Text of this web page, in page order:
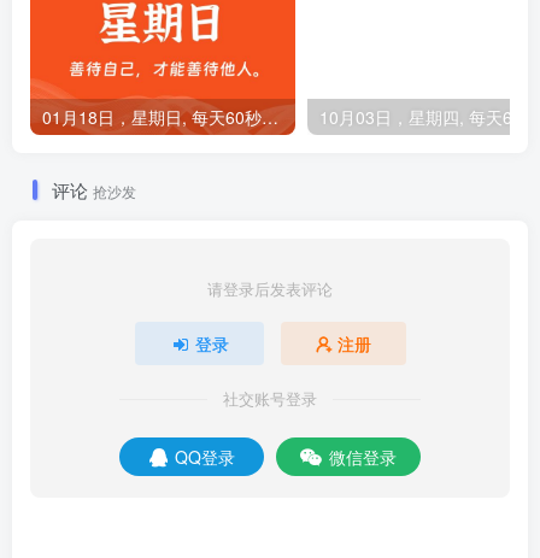
01月18日，星期日, 每天60秒读懂全世界！
评论 抢沙发
请登录后发表评论
登录 注册
社交账号登录
QQ登录 微信登录